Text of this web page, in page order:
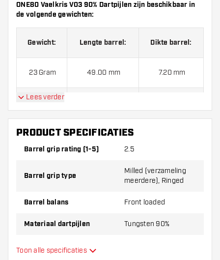
ONE80 Vaelkris V03 90% Dartpijlen zijn beschikbaar in
de volgende gewichten:
Gewicht: Lengte barrel: Dikte barrel:
23 Gram 49.00 mm 7.20 mm
ONE80 Vaelkris V03 90%worden standaard geleverd
Lees verder
PRODUCT SPECIFICATIES
Barrel grip rating (1-5) 2.5
Barrel grip type
Milled (verzameling
meerdere), Ringed
Barrel balans Front loaded
Materiaal dartpijlen Tungsten 90%
Barrel neus grip
Toon alle specificaties